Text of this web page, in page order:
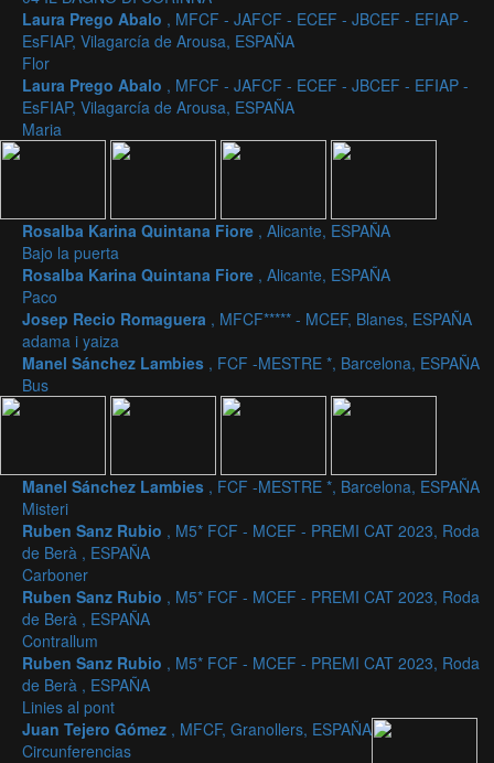
Laura Prego Abalo , MFCF - JAFCF - ECEF - JBCEF - EFIAP -
EsFIAP, Vilagarcía de Arousa, ESPAÑA
Flor
Laura Prego Abalo , MFCF - JAFCF - ECEF - JBCEF - EFIAP -
EsFIAP, Vilagarcía de Arousa, ESPAÑA
Maria
Rosalba Karina Quintana Fiore , Alicante, ESPAÑA
Bajo la puerta
Rosalba Karina Quintana Fiore , Alicante, ESPAÑA
Paco
Josep Recio Romaguera , MFCF***** - MCEF, Blanes, ESPAÑA
adama i yaiza
Manel Sánchez Lambies , FCF -MESTRE *, Barcelona, ESPAÑA
Bus
Manel Sánchez Lambies , FCF -MESTRE *, Barcelona, ESPAÑA
Misteri
Ruben Sanz Rubio , M5* FCF - MCEF - PREMI CAT 2023, Roda
de Berà , ESPAÑA
Carboner
Ruben Sanz Rubio , M5* FCF - MCEF - PREMI CAT 2023, Roda
de Berà , ESPAÑA
Contrallum
Ruben Sanz Rubio , M5* FCF - MCEF - PREMI CAT 2023, Roda
de Berà , ESPAÑA
Linies al pont
Juan Tejero Gómez , MFCF, Granollers, ESPAÑA
Circunferencias